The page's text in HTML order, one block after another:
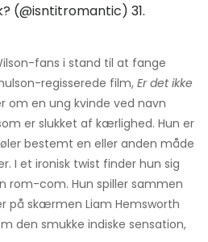
(@isntitromantic) 31.
fans i stand til at fange
regisserede film, Er det ikke
om en ung kvinde ved navn
er slukket af kærlighed. Hun er
bestemt en eller anden måde
I et ironisk twist finder hun sig
rom-com. Hun spiller sammen
på skærmen Liam Hemsworth
den smukke indiske sensation,